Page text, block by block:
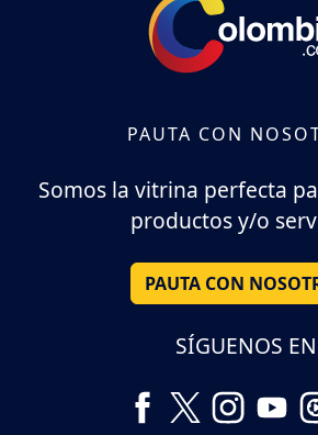
PAUTA CON
Somos la vitrina perfecta
productos y/o
PAUTA CON
SÍGUENOS EN